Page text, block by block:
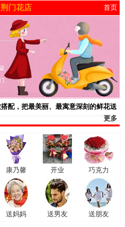
荆门花店 首页
配，把最美丽、最寓意深刻的鲜花送
更多
康乃馨 开业 巧克力
送妈妈 送男友 送朋友